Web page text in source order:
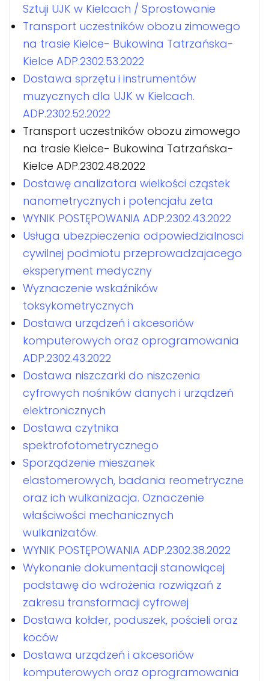
Sztuji UJK w Kielcach / Sprostowanie
Transport uczestników obozu zimowego
na trasie Kielce- Bukowina Tatrzańska-
Kielce ADP.2302.53.2022
Dostawa sprzętu i instrumentów
muzycznych dla UJK w Kielcach.
ADP.2302.52.2022
Transport uczestników obozu zimowego
na trasie Kielce- Bukowina Tatrzańska-
Kielce ADP.2302.48.2022
Dostawę analizatora wielkości cząstek
nanometrycznych i potencjału zeta
WYNIK POSTĘPOWANIA ADP.2302.43.2022
Usługa ubezpieczenia odpowiedzialnosci
cywilnej podmiotu przeprowadzajacego
eksperyment medyczny
Wyznaczenie wskaźników
toksykometrycznych
Dostawa urządzeń i akcesoriów
komputerowych oraz oprogramowania
ADP.2302.43.2022
Dostawa niszczarki do niszczenia
cyfrowych nośników danych i urządzeń
elektronicznych
Dostawa czytnika
spektrofotometrycznego
Sporządzenie mieszanek
elastomerowych, badania reometryczne
oraz ich wulkanizacja. Oznaczenie
właściwości mechanicznych
wulkanizatów.
WYNIK POSTĘPOWANIA ADP.2302.38.2022
Wykonanie dokumentacji stanowiącej
podstawę do wdrożenia rozwiązań z
zakresu transformacji cyfrowej
Dostawa kołder, poduszek, pościeli oraz
koców
Dostawa urządzeń i akcesoriów
komputerowych oraz oprogramowania